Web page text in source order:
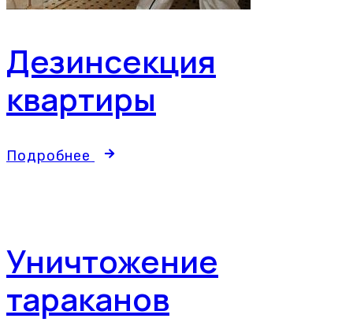
Дезинсекция
квартиры
Подробнее
Уничтожение
тараканов